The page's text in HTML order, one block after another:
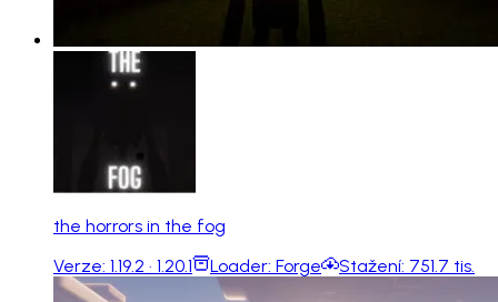
the horrors in the fog
Verze: 1.19.2 · 1.20.1 Loader: Forge Stažení: 751.7 tis.